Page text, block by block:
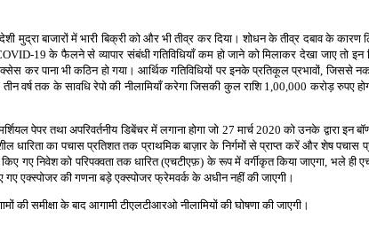
बाजारों में भारी बिक्री को और भी तीव्र कर दिया। शोधन के तीव्र दबाव के कारण
19 के फैलने से व्यापार संबंधी गतिविधियाँ कम हो जाने को मिलाकर देखा जाए तो इन
कर पाना भी कठिन हो गया। आर्थिक गतिविधियों पर इनके प्रतिकूल प्रभावों, जिससे
वर्ष तक के सावधि रेपो की नीलामियाँ करेगा जिसकी कुल राशि 1,00,000 करोड़ रुपए
पेपर तथा अपरिवर्तनीय डिबेंचर में लगाना होगा जो 27 मार्च 2020 को उनके द्वारा इन
धारिता का पचास प्रतिशत तक प्राथमिक बाज़ार के निर्गमों से प्राप्त करें और शेष
गए निवेश को परिपक्वता तक धारित (एचटीएफ़) के रूप में वर्गीकृत किया जाएगा, भले ही
एक्स्पोजर की गणना बड़े एक्स्पोजर फ्रेमवर्क के अधीन नहीं की जाएगी।
की समीक्षा के बाद आगामी टीएलटीआरओ नीलामियों की घोषणा की जाएगी।